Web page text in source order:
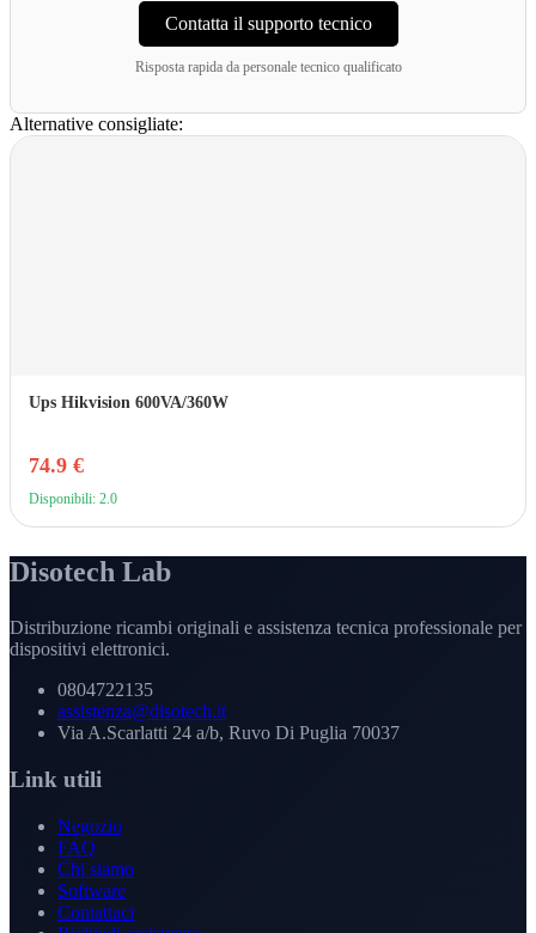
Contatta il supporto tecnico
Risposta rapida da personale tecnico qualificato
Alternative consigliate:
Ups Hikvision 600VA/360W
74.9 €
Disponibili: 2.0
Disotech Lab
Distribuzione ricambi originali e assistenza tecnica professionale per
dispositivi elettronici.
0804722135
assistenza@disotech.it
Via A.Scarlatti 24 a/b, Ruvo Di Puglia 70037
Link utili
Negozio
FAQ
Chi siamo
Software
Contattaci